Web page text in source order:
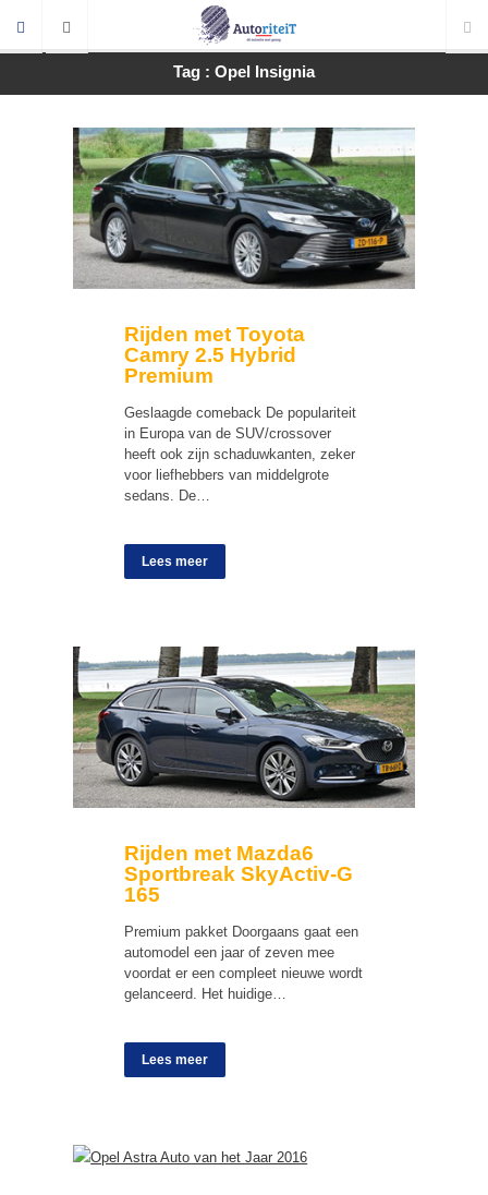
Tag : Opel Insignia
Rijden met Toyota
Camry 2.5 Hybrid
Premium
Geslaagde comeback De populariteit
in Europa van de SUV/crossover
heeft ook zijn schaduwkanten, zeker
voor liefhebbers van middelgrote
sedans. De…
Lees meer
Rijden met Mazda6
Sportbreak SkyActiv-G
165
Premium pakket Doorgaans gaat een
automodel een jaar of zeven mee
voordat er een compleet nieuwe wordt
gelanceerd. Het huidige…
Lees meer